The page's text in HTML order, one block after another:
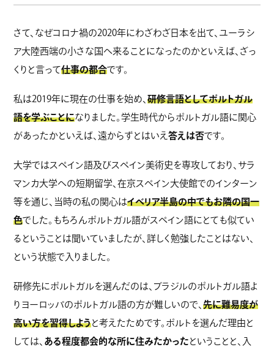
さて、なぜコロナ禍の2020年にわざわざ日本を出て、ユーラシ
ア大陸西端の小さな国へ来ることになったのかといえば、ざっ
くりと言って仕事の都合です。
私は2019年に現在の仕事を始め、研修言語としてポルトガル
語を学ぶことになりました。学生時代からポルトガル語に関心
があったかといえば、遠からずとはいえ答えは否です。
大学ではスペイン語及びスペイン美術史を専攻しており、サラ
マンカ大学への短期留学、在京スペイン大使館でのインターン
等を通じ、当時の私の関心はイベリア半島の中でもお隣の国一
色でした。もちろんポルトガル語がスペイン語にとても似てい
るということは聞いていましたが、詳しく勉強したことはない、
という状態で入りました。
研修先にポルトガルを選んだのは、ブラジルのポルトガル語よ
りヨーロッパのポルトガル語の方が難しいので、先に難易度が
高い方を習得しようと考えたためです。ポルトを選んだ理由と
しては、 ある程度都会的な所に住みたかった ということと、入